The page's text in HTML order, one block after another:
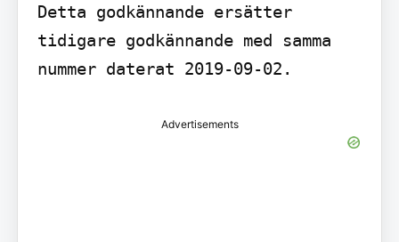
Detta godkännande ersätter
tidigare godkännande med samma
nummer daterat 2019-09-02.
Advertisements